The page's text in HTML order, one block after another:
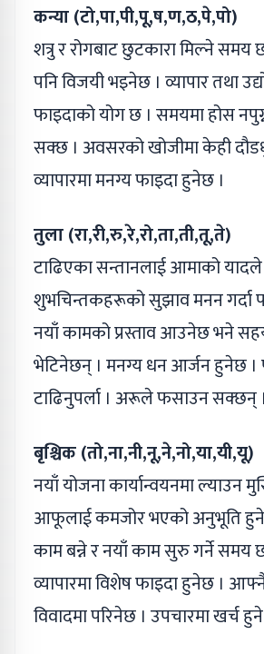
कन्या (टो,पा,पी,पू,ष,ण,ठ,पे,पो)
शत्रु र रोगबाट छुटकारा मिल्ने समय छ
पनि विजयी भइनेछ । व्यापार तथा
फाइदाको योग छ । समयमा होस
सक्छ । अवसरको खोजीमा केही
व्यापारमा मनग्य फाइदा हुनेछ ।
तुला (रा,री,रु,रे,रो,ता,ती,तू,ते)
टाढिएका सन्तानलाई आमाको
शुभचिन्तकहरूको सुझाव मनन गर्दा
नयाँ कामको प्रस्ताव आउनेछ भने
भेटिनेछन् । मनग्य धन आर्जन हुनेछ ।
टाढिनुपर्ला । अरूले फसाउन सक्छन् ।
बृश्चिक (तो,ना,नी,नू,ने,नो,या,यी,यू)
नयाँ योजना कार्यान्वयनमा ल्याउन
आफूलाई कमजोर भएको अनुभूति
काम बन्ने र नयाँ काम सुरु गर्ने समय
व्यापारमा विशेष फाइदा हुनेछ ।
विवादमा परिनेछ । उपचारमा खर्च